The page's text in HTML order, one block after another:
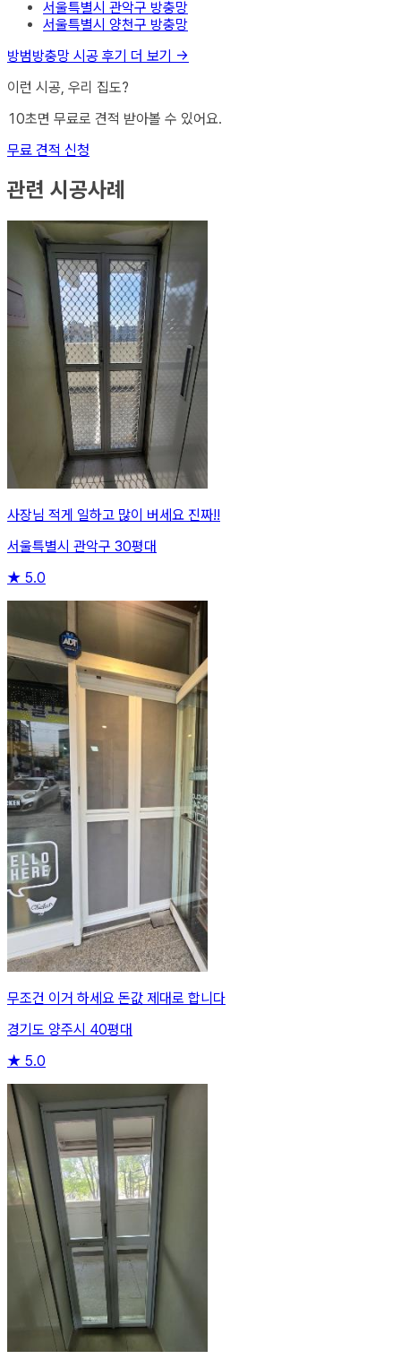
서울특별시 관악구 방충망
서울특별시 양천구 방충망
방범방충망 시공 후기 더 보기 →
이런 시공, 우리 집도?
10초면 무료로 견적 받아볼 수 있어요.
무료 견적 신청
관련 시공사례
사장님 적게 일하고 많이 버세요 진짜!!
서울특별시 관악구 30평대
★ 5.0
무조건 이거 하세요 돈값 제대로 합니다
경기도 양주시 40평대
★ 5.0